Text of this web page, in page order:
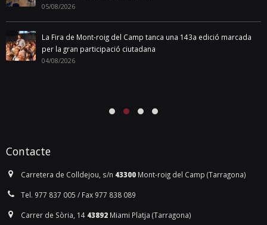
05/08/2026
La Fira de Mont-roig del Camp tanca una 143a edició marcada
per la gran participació ciutadana
04/08/2026
Contacte
Carretera de Colldejou, s/n 43300 Mont-roig del Camp (Tarragona)
Tel. 977 837 005 / Fax 977 838 089
Carrer de Sòria, 14 43892 Miami Platja (Tarragona)